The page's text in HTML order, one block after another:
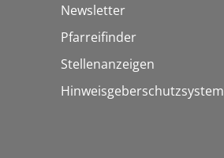
Newsletter
Pfarreifinder
Stellenanzeigen
Hinweisgeberschutzsystem